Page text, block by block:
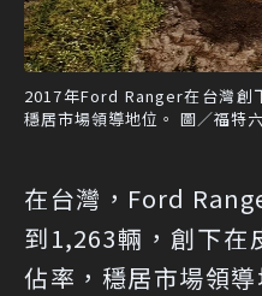
2017年Ford Ranger在台灣創
穩居市場領導地位。 圖／福特
在台灣，Ford
到1,263輛，創下在
佔率，穩居市場領